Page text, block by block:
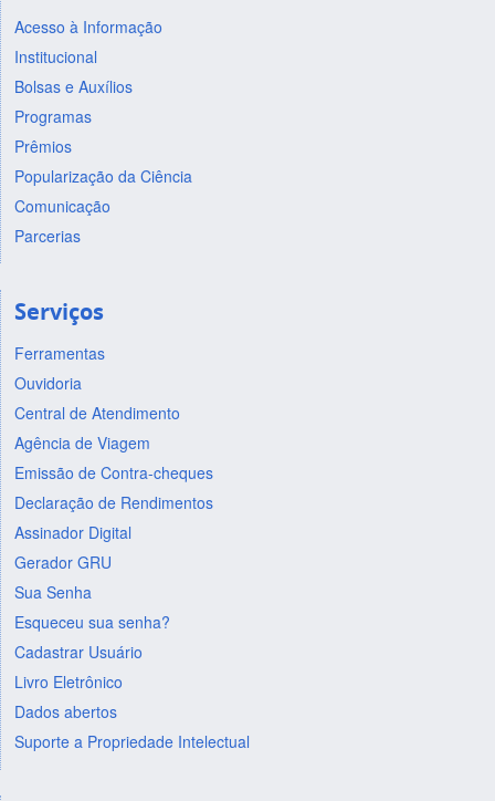
Acesso à Informação
Institucional
Bolsas e Auxílios
Programas
Prêmios
Popularização da Ciência
Comunicação
Parcerias
Serviços
Ferramentas
Ouvidoria
Central de Atendimento
Agência de Viagem
Emissão de Contra-cheques
Declaração de Rendimentos
Assinador Digital
Gerador GRU
Sua Senha
Esqueceu sua senha?
Cadastrar Usuário
Livro Eletrônico
Dados abertos
Suporte a Propriedade Intelectual